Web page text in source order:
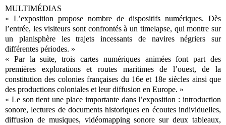
MULTIMÉDIAS
« L’exposition propose nombre de dispositifs numériques. Dès
l’entrée, les visiteurs sont confrontés à un timelapse, qui montre sur
un planisphère les trajets incessants de navires négriers sur
différentes périodes. »
« Par la suite, trois cartes numériques animées font part des
premières explorations et routes maritimes de l’ouest, de la
constitution des colonies françaises du 16e et 18e siècles ainsi que
des productions coloniales et leur diffusion en Europe. »
« Le son tient une place importante dans l’exposition : introduction
sonore, lectures de documents historiques en écoutes individuelles,
diffusion de musiques, vidéomapping sonore sur deux tableaux,